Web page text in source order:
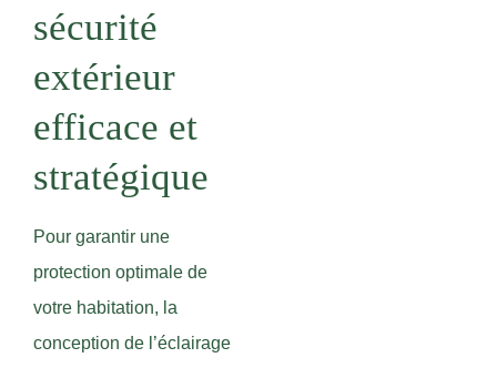
sécurité
extérieur
efficace et
stratégique
Pour garantir une
protection optimale de
votre habitation, la
conception de l’éclairage